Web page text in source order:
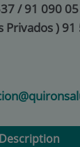
/ 91 090 05
Privados ) 91
Description